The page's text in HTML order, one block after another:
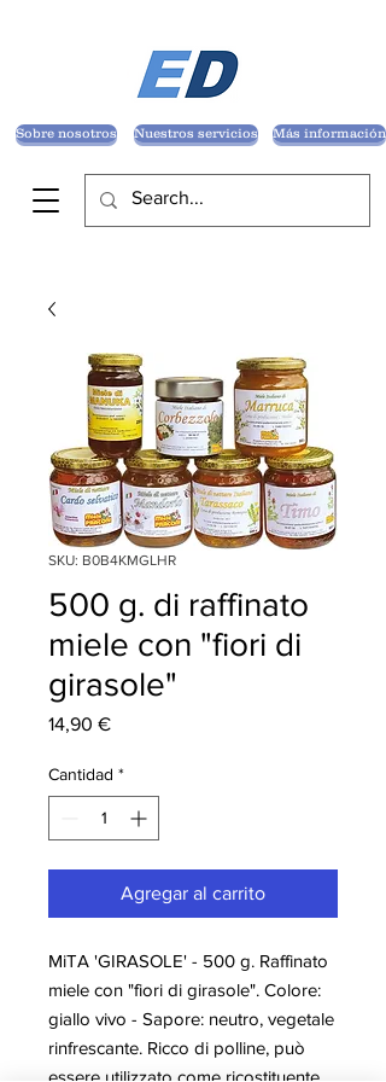
Nuestros servicios Más información
Sobre nosotros
SKU: B0B4KMGLHR
500 g. di raffinato
miele con "fiori di
girasole"
14,90 €Precio
Cantidad *
Agregar al carrito
MiTA 'GIRASOLE' - 500 g. Raffinato
miele con "fiori di girasole". Colore:
giallo vivo - Sapore: neutro, vegetale
rinfrescante. Ricco di polline, può
essere utilizzato come ricostituente